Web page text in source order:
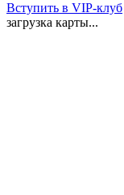
Вступить в VIP-клуб
загрузка карты...